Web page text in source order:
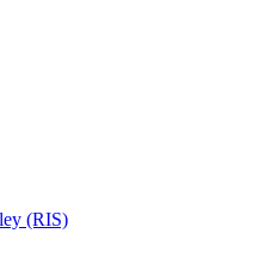
(RIS)